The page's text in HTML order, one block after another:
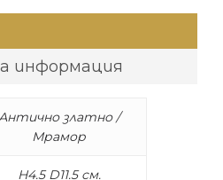
информация
златно /
Мрамор
H4.5 D11.5 см.